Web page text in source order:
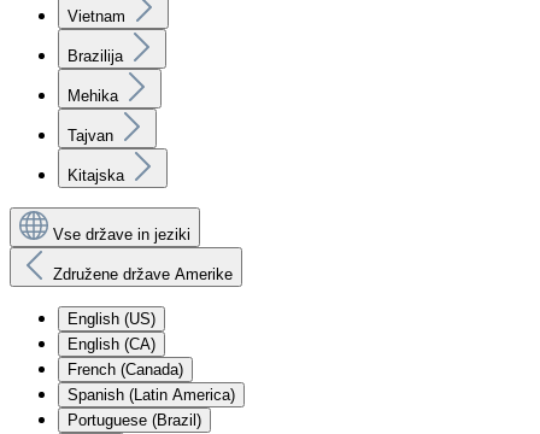
Vietnam
Brazilija
Mehika
Tajvan
Kitajska
Vse države in jeziki
Združene države Amerike
English (US)
English (CA)
French (Canada)
Spanish (Latin America)
Portuguese (Brazil)